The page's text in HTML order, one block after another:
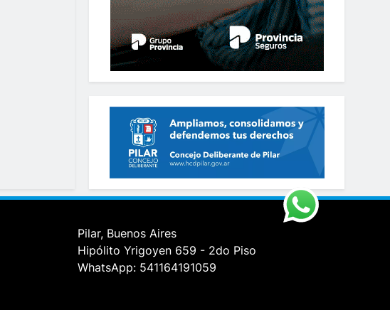
Pilar, Buenos Aires
Hipólito Yrigoyen 659 - 2do Piso
WhatsApp: 541164191059